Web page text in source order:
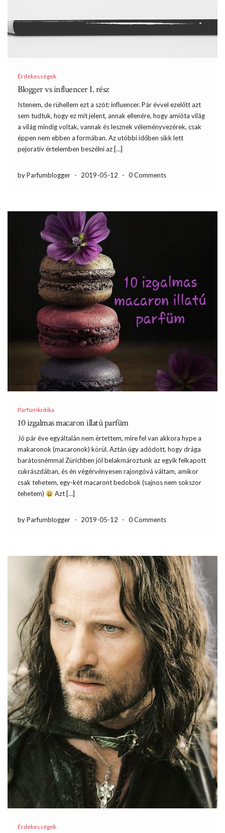
Érdekességek
Blogger vs influencer I. rész
Istenem, de rühellem ezt a szót: influencer. Pár évvel ezelőtt azt
sem tudtuk, hogy ez mit jelent, annak ellenére, hogy amióta világ
a világ mindig voltak, vannak és lesznek véleményvezérek, csak
éppen nem ebben a formában. Az utóbbi időben sikk lett
pejoratív értelemben beszélni az […]
by Parfumblogger - 2019-05-12 - 0 Comments
Parfümkritika
10 izgalmas macaron illatú parfüm
Jó pár éve egyáltalán nem értettem, mire fel van akkora hype a
makaronok (macaronok) körül. Aztán úgy adódott, hogy drága
barátosnémmal Zürichben jól belakmároztunk az egyik felkapott
cukrászdában, és én végérvényesen rajongóvá váltam, amikor
csak tehetem, egy-két macaront bedobok (sajnos nem sokszor
tehetem)
Azt […]
by Parfumblogger - 2019-05-12 - 0 Comments
Érdekességek